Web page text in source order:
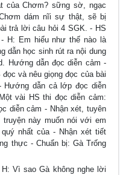
của Chơm? sững sờ, ngạc
dám nĩi sự thật, sẽ bị
trả lời câu hỏi 4 SGK. - HS
H: Em hiểu như thế nào là
dẫn học sinh rút ra nội dung
Hướng dẫn đọc diễn cảm -
và nêu giọng đọc của bài
Hướng dẫn cả lớp đọc diễn
vài HS thi đọc diễn cảm:
diễn cảm - Nhận xét, tuyên
này muốn nói với em
nhất của - Nhận xét tiết
thực - Chuẩn bị: Gà Trống
Vì sao Gà không nghe lời